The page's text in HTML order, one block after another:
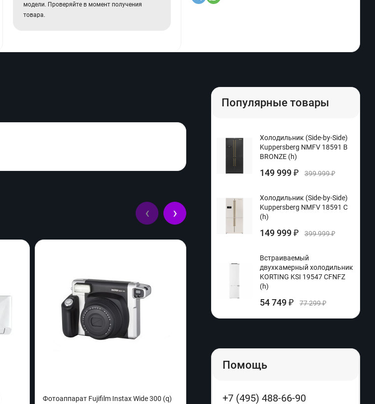
модели. Проверяйте в момент получения
товара.
Фотоаппарат Fujifilm Instax Wide 300 (q)
Настольная посудомоечная машина
‹ ›
Популярные товары
Холодильник (Side-by-Side)
Kuppersberg NMFV 18591 B
BRONZE (h)
149 999₽ 399 999₽
Холодильник (Side-by-Side)
Kuppersberg NMFV 18591 C
(h)
149 999₽ 399 999₽
Встраиваемый
двухкамерный холодильник
KORTING KSI 19547 CFNFZ
(h)
54 749₽ 77 299₽
Помощь
+7 (495) 488-66-90